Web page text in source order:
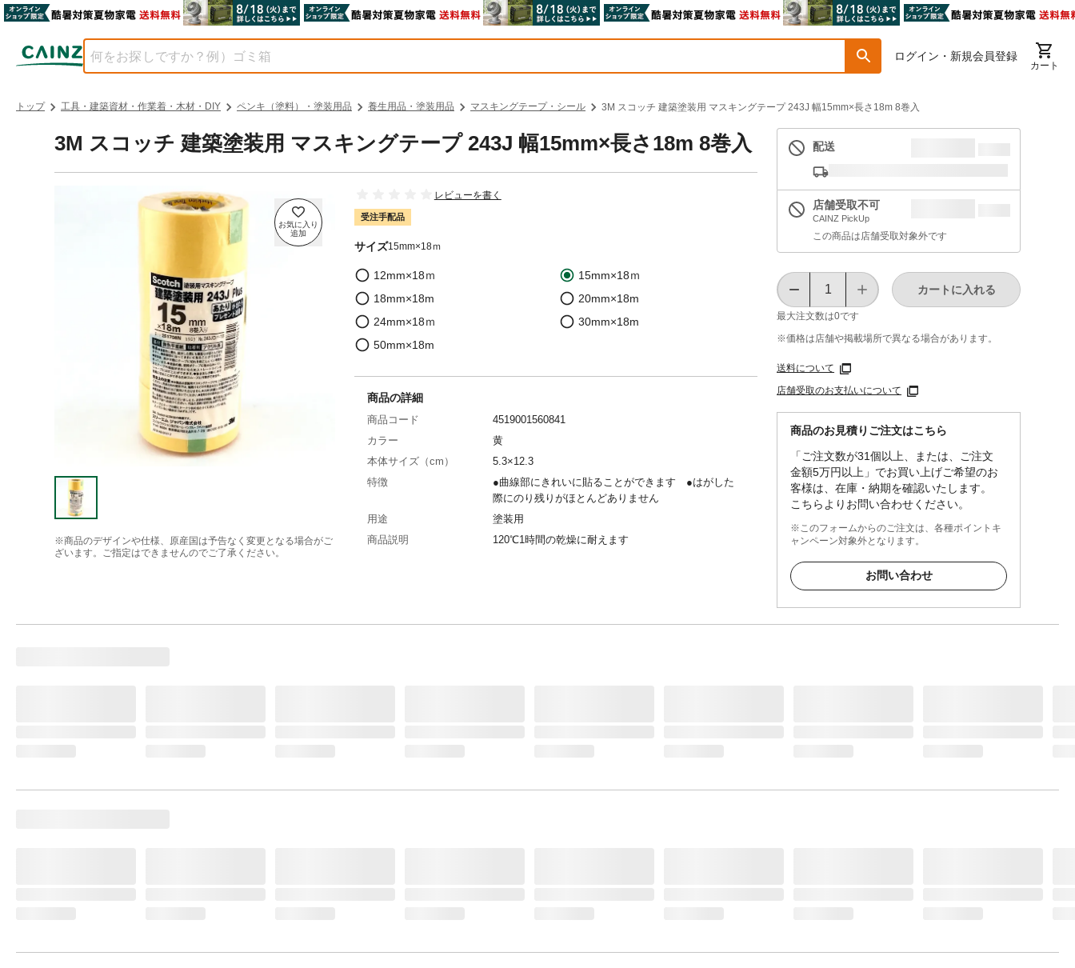
ログイン・新規会員登録
カート
トップ 工具・建築資材・作業着・木材・DIY ペンキ（塗料）・塗装用品 養生用品・塗装用品 マスキングテープ・シール 3M スコッチ 建築塗装用 マスキングテープ 243J 幅15mm×長さ18m 8巻入
3M スコッチ 建築塗装用 マスキングテープ 243J 幅15mm×長さ18m 8巻入
※商品のデザインや仕様、原産国は予告なく変更となる場合がご
ざいます。ご指定はできませんのでご了承ください。
レビューを書く
受注手配品
サイズ15mm×18ｍ
12mm×18ｍ
15mm×18ｍ
18mm×18m
20mm×18m
24mm×18ｍ
30mm×18m
50mm×18m
配送
店舗受取不可
CAINZ PickUp
この商品は店舗受取対象外です
最大注文数は0です
カートに入れる
※価格は​店舗や​掲載場所で​異なる​場合が​あります。
送料について
店舗受取のお支払いについて
商品のお見積りご注文はこちら
「ご注文数が31個以上、または、ご注文
金額5万円以上」でお買い上げご希望のお
客様は、在庫・納期を確認いたします。
こちらよりお問い合わせください。
※このフォームからのご注文は、各種ポイントキ
ャンペーン対象外となります。
お問い合わせ
商品の詳細
商品コード
4519001560841
カラー
黄
本体サイズ（cm）
5.3×12.3
特徴
●曲線部にきれいに貼ることができます ●はがした
際にのり残りがほとんどありません
用途
塗装用
商品説明
120℃1時間の乾燥に耐えます
生産国
日本